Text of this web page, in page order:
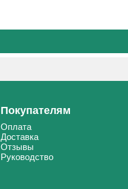
Покупателям
Оплата
Доставка
Отзывы
Руководство